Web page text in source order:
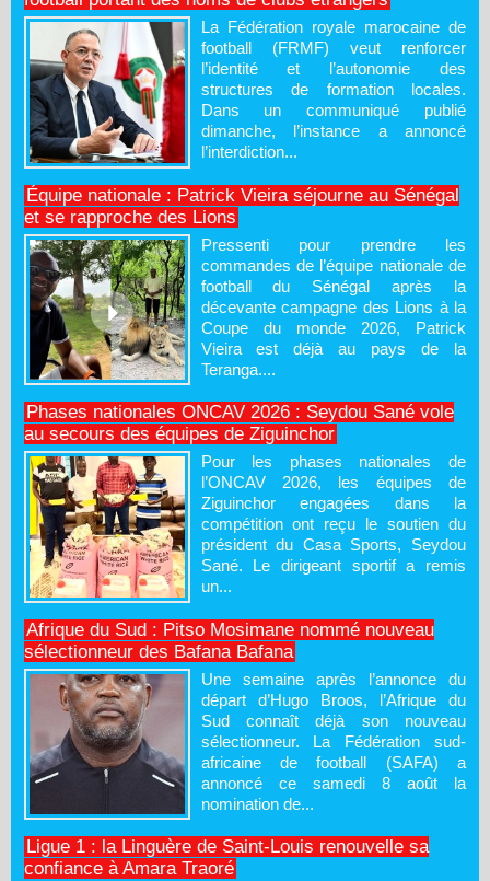
La Fédération royale marocaine de
football (FRMF) veut renforcer
l’identité et l’autonomie des
structures de formation locales.
Dans un communiqué publié
dimanche, l’instance a annoncé
l’interdiction...
Équipe nationale : Patrick Vieira séjourne au Sénégal
et se rapproche des Lions
Pressenti pour prendre les
commandes de l’équipe nationale de
football du Sénégal après la
décevante campagne des Lions à la
Coupe du monde 2026, Patrick
Vieira est déjà au pays de la
Teranga....
Phases nationales ONCAV 2026 : Seydou Sané vole
au secours des équipes de Ziguinchor
Pour les phases nationales de
l’ONCAV 2026, les équipes de
Ziguinchor engagées dans la
compétition ont reçu le soutien du
président du Casa Sports, Seydou
Sané. Le dirigeant sportif a remis
un...
Afrique du Sud : Pitso Mosimane nommé nouveau
sélectionneur des Bafana Bafana
Une semaine après l’annonce du
départ d’Hugo Broos, l’Afrique du
Sud connaît déjà son nouveau
sélectionneur. La Fédération sud-
africaine de football (SAFA) a
annoncé ce samedi 8 août la
nomination de...
Ligue 1 : la Linguère de Saint-Louis renouvelle sa
confiance à Amara Traoré